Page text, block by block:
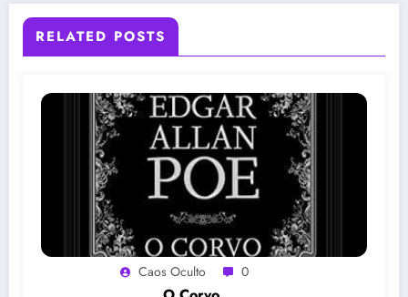
RELATED POSTS
Caos Oculto 0